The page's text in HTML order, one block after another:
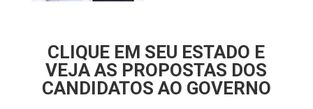
CLIQUE EM SEU ESTADO E
VEJA AS PROPOSTAS DOS
CANDIDATOS AO GOVERNO